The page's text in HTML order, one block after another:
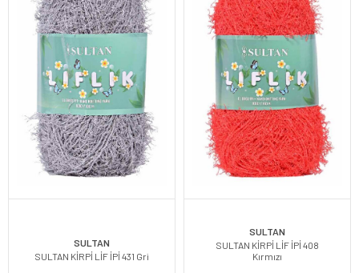
SULTAN
SULTAN KİRPİ LİF İPİ 431 Gri
SULTAN
SULTAN KİRPİ LİF İPİ 408
Kırmızı